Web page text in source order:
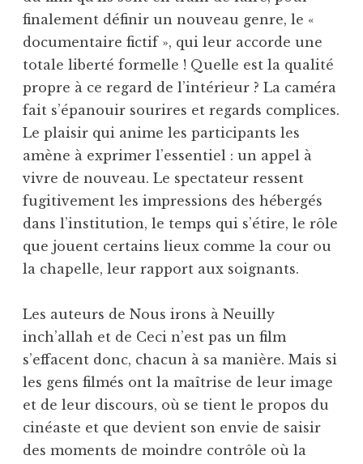
finalement définir un nouveau genre, le «
documentaire fictif », qui leur accorde une
totale liberté formelle ! Quelle est la qualité
propre à ce regard de l’intérieur ? La caméra
fait s’épanouir sourires et regards complices.
Le plaisir qui anime les participants les
amène à exprimer l’essentiel : un appel à
vivre de nouveau. Le spectateur ressent
fugitivement les impressions des hébergés
dans l’institution, le temps qui s’étire, le rôle
que jouent certains lieux comme la cour ou
la chapelle, leur rapport aux soignants.
Les auteurs de Nous irons à Neuilly
inch’allah et de Ceci n’est pas un film
s’effacent donc, chacun à sa manière. Mais si
les gens filmés ont la maîtrise de leur image
et de leur discours, où se tient le propos du
cinéaste et que devient son envie de saisir
des moments de moindre contrôle où la